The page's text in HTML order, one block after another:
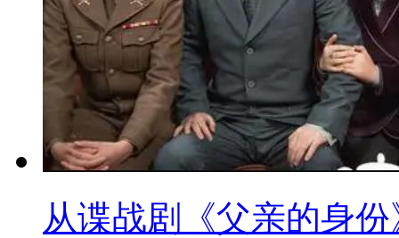
从谍战剧《父亲的身